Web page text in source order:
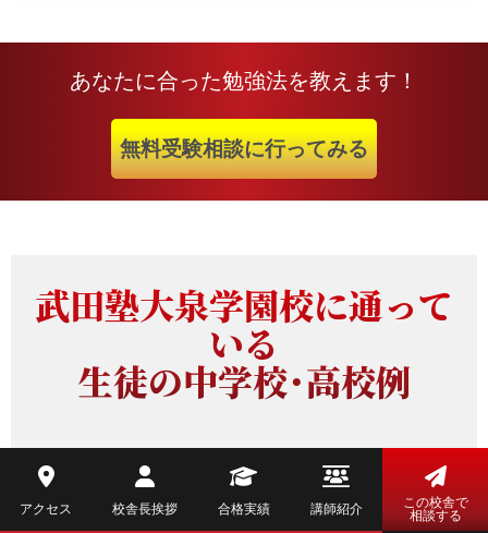
あなたに合った勉強法を教えます！
無料受験相談に行ってみる
武田塾大泉学園校に通って
いる
生徒の中学校・高校例
私立高校
アクセス 校舎長挨拶 合格実績 講師紹介
この校舎で
相談する